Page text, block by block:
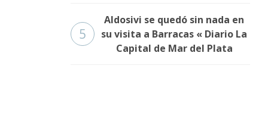
5
Aldosivi se quedó sin nada en
su visita a Barracas « Diario La
Capital de Mar del Plata